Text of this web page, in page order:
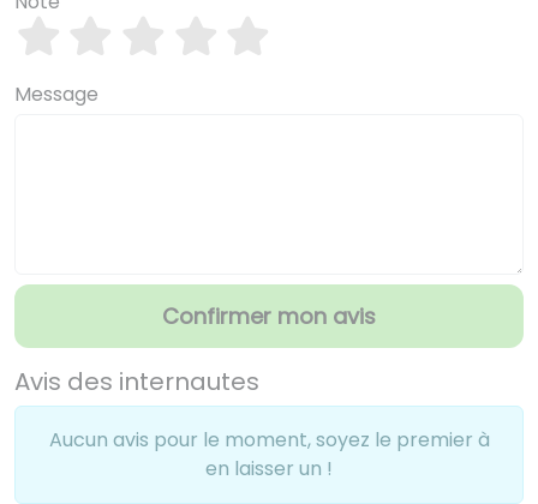
Message
Confirmer mon avis
Avis des internautes
Aucun avis pour le moment, soyez le premier à
en laisser un !